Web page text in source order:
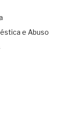
e Abuso